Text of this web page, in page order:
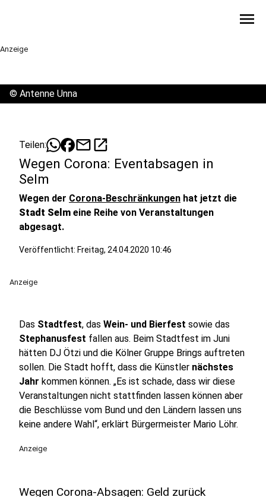
menu
Anzeige
© Antenne Unna
Teilen: mailopen_in_new
Wegen Corona: Eventabsagen in
Selm
Wegen der Corona-Beschränkungen hat jetzt die
Stadt Selm eine Reihe von Veranstaltungen
abgesagt.
Veröffentlicht: Freitag, 24.04.2020 10:46
Anzeige
Das Stadtfest, das Wein- und Bierfest sowie das
Stephanusfest fallen aus. Beim Stadtfest im Juni
hätten DJ Ötzi und die Kölner Gruppe Brings auftreten
sollen. Die Stadt hofft, dass die Künstler nächstes
Jahr kommen können. „Es ist schade, dass wir diese
Veranstaltungen nicht stattfinden lassen können aber
die Beschlüsse vom Bund und den Ländern lassen uns
keine andere Wahl“, erklärt Bürgermeister Mario Löhr.
Anzeige
Wegen Corona-Absagen: Geld zurück